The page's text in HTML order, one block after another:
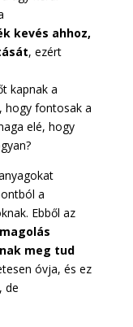
kevés ahhoz,
, ezért
kapnak a
hogy fontosak a
elé, hogy
a
Ebből az
meg tud
óvja, és ez
de